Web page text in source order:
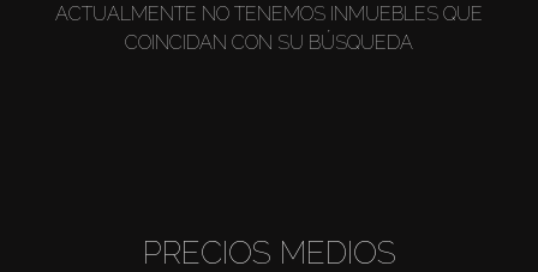
ACTUALMENTE NO TENEMOS INMUEBLES QUE
COINCIDAN CON SU BÚSQUEDA
PRECIOS MEDIOS